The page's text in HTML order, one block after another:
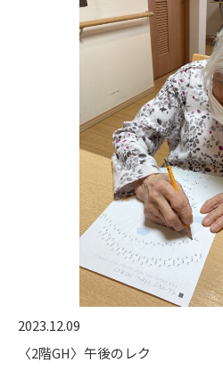
2023.12.09
〈2階GH〉午後のレク